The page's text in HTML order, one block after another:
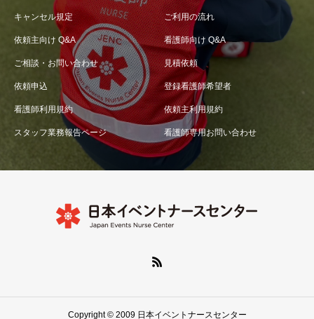
キャンセル規定 ご利用の流れ
依頼主向け Q&A 看護師向け Q&A
ご相談・お問い合わせ 見積依頼
依頼申込 登録看護師希望者
看護師利用規約 依頼主利用規約
スタッフ業務報告ページ 看護師専用お問い合わせ
Copyright © 2009 日本イベントナースセンター